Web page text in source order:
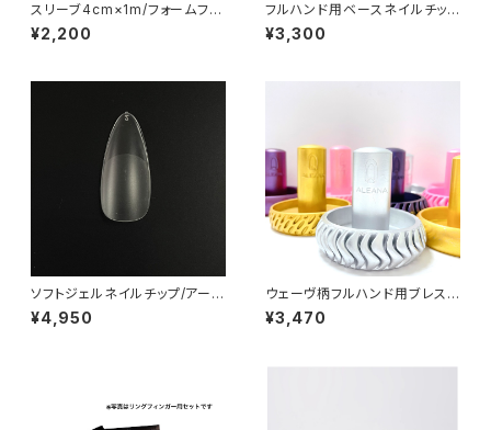
スリーブ4cm×1m/フォームフィ
クスシステム
¥2,200
フルハンド用ベースネイルチップ
セットTips For Full hand
¥3,300
ソフトジェルネイルチップ/アーモ
ンド/Soft Gel nail tips/Almo
nd
¥4,950
ウェーヴ柄フルハンド用ブレスレ
ットホルダー/Holder for Full
Hand
¥3,470